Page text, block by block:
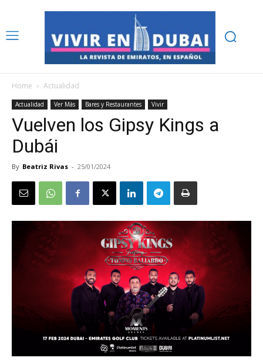
Home Actualidad
Actualidad Ver Más Bares y Restaurantes Vivir
Vuelven los Gipsy Kings a
Dubái
By Beatriz Rivas - 25/01/2024